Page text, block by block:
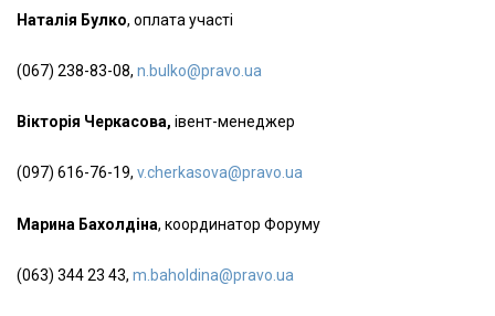
Наталія Булко, оплата участі
(067) 238-83-08, n.bulko@pravo.ua
Вікторія Черкасова, івент-менеджер
(097) 616-76-19, v.cherkasova@pravo.ua
Марина Бахолдіна, координатор Форуму
(063) 344 23 43, m.baholdina@pravo.ua